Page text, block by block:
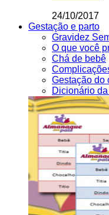
24/10/2017
Gestação e parto
Gravidez
O que você
Chá de bebê
Gestação do
Dicionário